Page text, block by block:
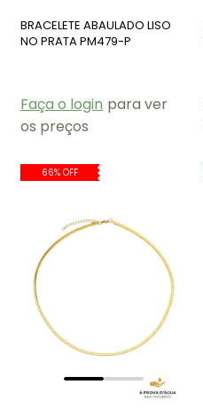
BRACELETE ABAULADO LISO
NO PRATA PM479-P
Faça o login para ver
os preços
66% OFF